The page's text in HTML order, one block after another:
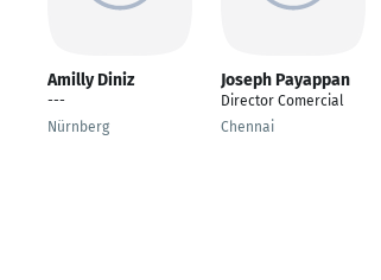
Amilly Diniz
---
Nürnberg
Joseph Payappan
Director Comercial
Chennai